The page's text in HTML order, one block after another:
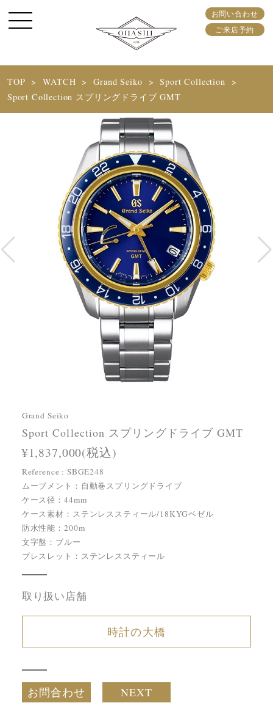
お問い合わせ
ご来店予約
TOP WATCH Grand Seiko
Sport Collection
Sport Collection スプリングドライブ GMT
Grand Seiko
Sport Collection スプリングドライブ GMT
¥1,837,000(税込)
Reference : SBGE248
ムーブメント：自動巻スプリングドライブ
ケース径：44mm
ケース素材：ステンレススティール/18KYGベゼル
防水性能：200m
文字盤：ブルー
ブレスレット：ステンレススティール
取り扱い店舗
時計の大橋
お問合わせ NEXT